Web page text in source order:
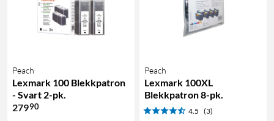
Peach
Lexmark 100 Blekkpatron
- Svart 2-pk.
27990
Peach
Lexmark 100XL
Blekkpatron 8-pk.
4.5 (3)